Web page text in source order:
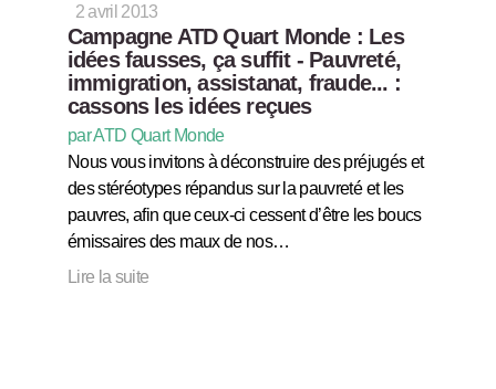
2 avril 2013
Campagne ATD Quart Monde : Les
idées fausses, ça suffit - Pauvreté,
immigration, assistanat, fraude... :
cassons les idées reçues
par ATD Quart Monde
Nous vous invitons à déconstruire des préjugés et
des stéréotypes répandus sur la pauvreté et les
pauvres, afin que ceux-ci cessent d’être les boucs
émissaires des maux de nos…
Lire la suite